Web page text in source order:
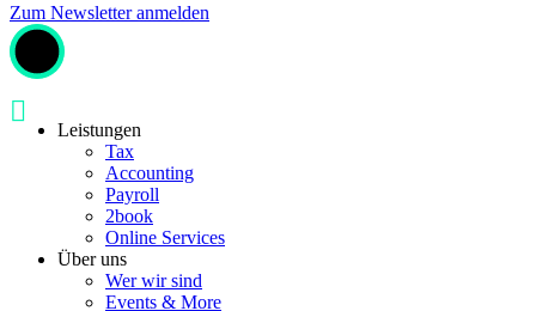
Zum Newsletter anmelden
Leistungen
Tax
Accounting
Payroll
2book
Online Services
Über uns
Wer wir sind
Events & More